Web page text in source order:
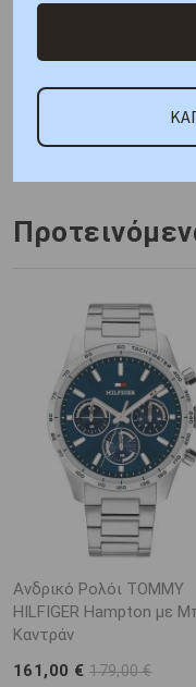
Κωδικός
SL.09.2360.2.03
Ανδρικό Ρολόι TOMMY
HILFIGER Hampton με
Καντράν
161,00 €179,00 €